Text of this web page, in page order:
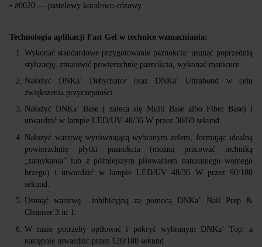
• #0020 — pastelowy koralowo-różowy
Technologia aplikacji Fast Gel w technice wzmacniania:
Wykonać standardowe przygotowanie paznokcia: usunąć poprzednią
stylizację, zmatowić powierzchnię paznokcia, wykonać manicure.
Nałożyć DNKa’ Dehydrator oraz DNKa’ Ultrabond w celu
zwiększenia przyczepności.
Nałożyć DNKa’ Base ( zaleca się Multi Base albo Fiber Base) i
utwardzić w lampie LED/UV 48/36 W przez 30/60 sekund.
Nałożyć warstwę wyrównującą wybranym żelem, formując idealną
powierzchnię płytki paznokcia (można pracować techniką
„zamykania” lub z późniejszym piłowaniem naturalnego wolnego
brzegu) i utwardzić w lampie LED/UV 48/36 W przez 90/180
sekund.
Usunąć warstwę inhibicyjną za pomocą DNKa’ Nail Prep &
Cleanser 3 in 1.
W razie potrzeby opiłować i pokryć wybranym DNKa’ Top, a
następnie utwardzić przez 120/180 sekund